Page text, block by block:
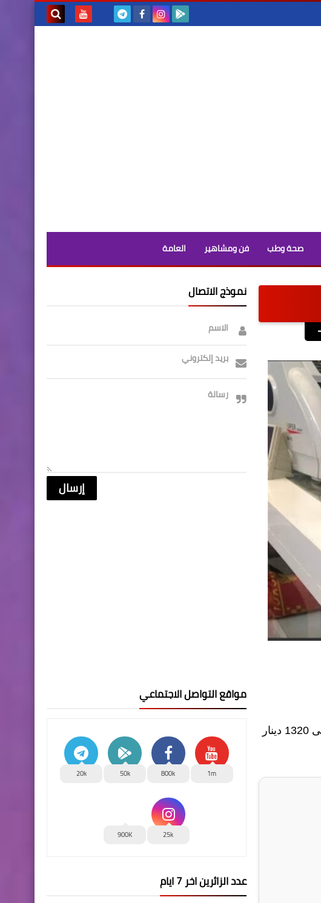
صحة وطب فن ومشاهير العامة
وكان مجلس الوزراء، قد أعلن بتاريخ 7 شباط/فبراير 2022، المصادقة على تعديل سعر صرف الدولار إلى 1320 دينار
نموذج الاتصال
الاسم
بريد إلكتروني
رسالة
مواقع التواصل الاجتماعي
1m
800k
50k
20k
25k
900K
عدد الزائرين اخر 7 ايام